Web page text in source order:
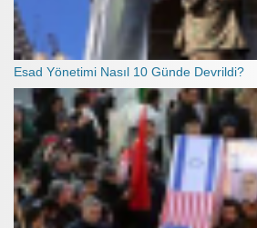
Esad Yönetimi Nasıl 10 Günde Devrildi?